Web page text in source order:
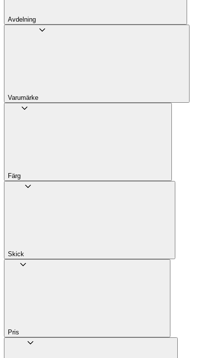
Avdelning
Varumärke
Färg
Skick
Pris